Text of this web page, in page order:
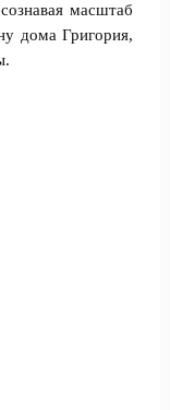
масштаб
дома Григория,